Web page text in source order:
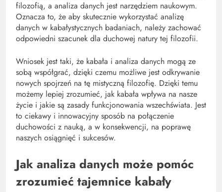
filozofią, a analiza danych jest narzędziem naukowym.
Oznacza to, że aby skutecznie wykorzystać analizę
danych w kabałystycznych badaniach, należy zachować
odpowiedni szacunek dla duchowej natury tej filozofii.
Wniosek jest taki, że kabała i analiza danych mogą ze
sobą współgrać, dzięki czemu możliwe jest odkrywanie
nowych spojrzeń na tę mistyczną filozofię. Dzięki temu
możemy lepiej zrozumieć, jak kabała wpływa na nasze
życie i jakie są zasady funkcjonowania wszechświata. Jest
to ciekawy i innowacyjny sposób na połączenie
duchowości z nauką, a w konsekwencji, na poprawę
naszych osiągnięć i sukcesów.
Jak analiza danych może pomóc
zrozumieć tajemnice kabały